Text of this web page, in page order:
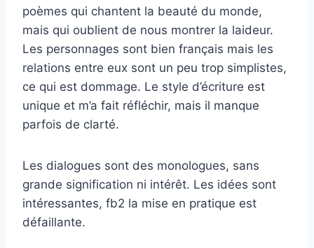
poèmes qui chantent la beauté du monde,
mais qui oublient de nous montrer la laideur.
Les personnages sont bien français mais les
relations entre eux sont un peu trop simplistes,
ce qui est dommage. Le style d’écriture est
unique et m’a fait réfléchir, mais il manque
parfois de clarté.
Les dialogues sont des monologues, sans
grande signification ni intérêt. Les idées sont
intéressantes, fb2 la mise en pratique est
défaillante.